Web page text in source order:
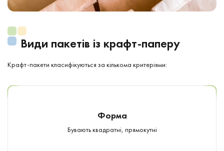
Види пакетів із крафт-паперу
Крафт-пакети класифікуються за кількома критеріями:
Форма
Бувають квадратні, прямокутні